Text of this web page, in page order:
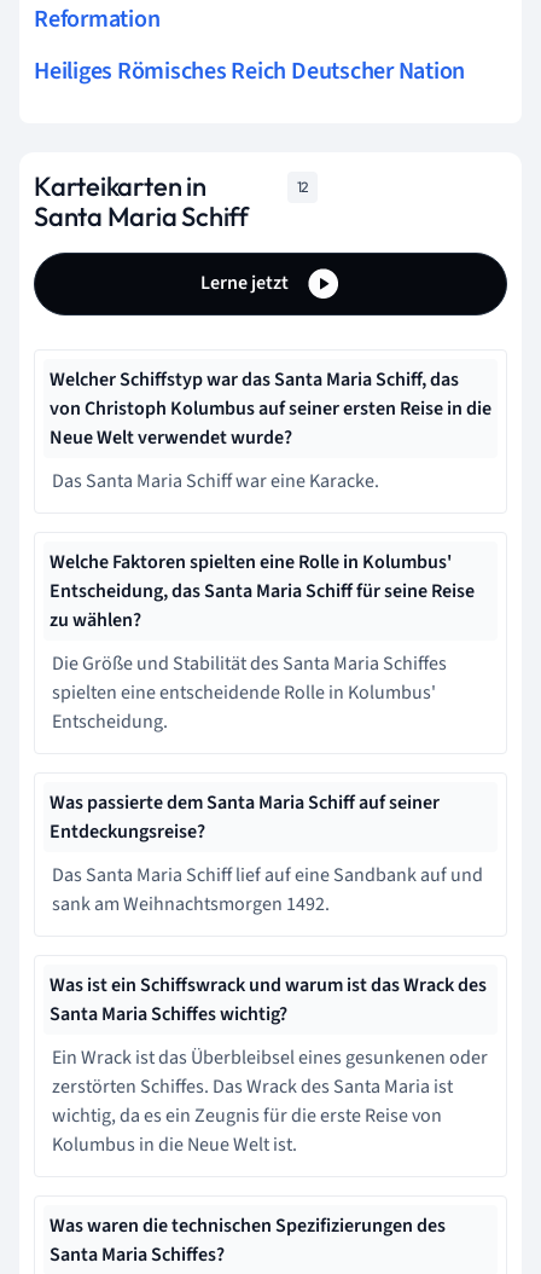
Reformation
Heiliges Römisches Reich Deutscher Nation
Karteikarten in
Santa Maria Schiff
12
Lerne jetzt
Welcher Schiffstyp war das Santa Maria Schiff, das
von Christoph Kolumbus auf seiner ersten Reise in die
Neue Welt verwendet wurde?
Das Santa Maria Schiff war eine Karacke.
Welche Faktoren spielten eine Rolle in Kolumbus'
Entscheidung, das Santa Maria Schiff für seine Reise
zu wählen?
Die Größe und Stabilität des Santa Maria Schiffes
spielten eine entscheidende Rolle in Kolumbus'
Entscheidung.
Was passierte dem Santa Maria Schiff auf seiner
Entdeckungsreise?
Das Santa Maria Schiff lief auf eine Sandbank auf und
sank am Weihnachtsmorgen 1492.
Was ist ein Schiffswrack und warum ist das Wrack des
Santa Maria Schiffes wichtig?
Ein Wrack ist das Überbleibsel eines gesunkenen oder
zerstörten Schiffes. Das Wrack des Santa Maria ist
wichtig, da es ein Zeugnis für die erste Reise von
Kolumbus in die Neue Welt ist.
Was waren die technischen Spezifizierungen des
Santa Maria Schiffes?